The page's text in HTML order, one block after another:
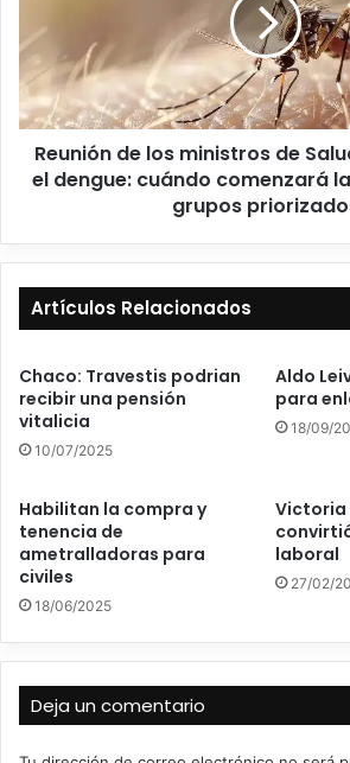
Reunión de los ministros de
el dengue: cuándo comenzará
grupos
Artículos Relacionados
Chaco: Travestis podrian
recibir una pensión
vitalicia
10/07/2025
Aldo
para
18/09/
Habilitan la compra y
tenencia de
ametralladoras para
civiles
18/06/2025
Victoria
laboral
27/02/
Deja un comentario